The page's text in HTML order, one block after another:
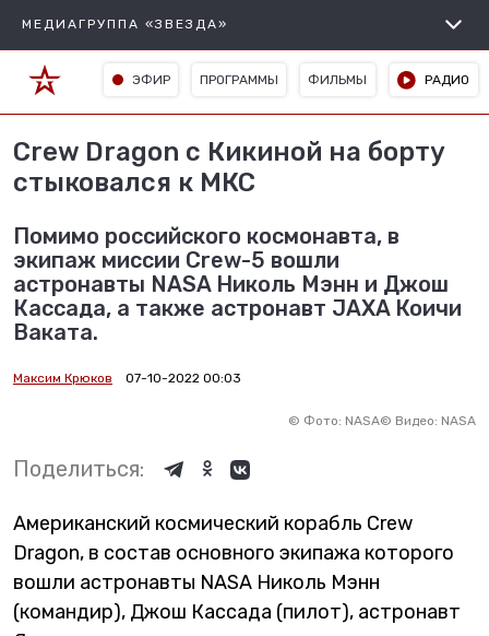
МЕДИАГРУППА «ЗВЕЗДА»
ЭФИР ПРОГРАММЫ ФИЛЬМЫ РАДИО
Crew Dragon с Кикиной на борту
стыковался к МКС
Помимо российского космонавта, в
экипаж миссии Crew-5 вошли
астронавты NASA Николь Мэнн и Джош
Кассада, а также астронавт JAXA Коичи
Ваката.
Максим Крюков 07-10-2022 00:03
© Фото: NASA© Видео: NASA
Поделиться:
Американский космический корабль Crew
Dragon, в состав основного экипажа которого
вошли астронавты NASA Николь Мэнн
(командир), Джош Кассада (пилот), астронавт